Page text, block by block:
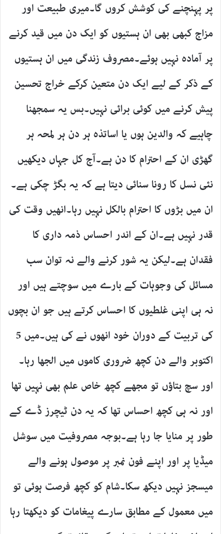
پر پہنچنے کی کوشش کروں گا۔میری طبیعت اور
مزاج کبھی بھی ان ہستیوں کو ایک دن میں قید کرنے
پر آمادہ نہیں ہوئے۔مصروف زندگی میں ان ہستیوں
کے ذکر کے لیے ایک دن متعین کرکے خراج تحسین
پیش کرنے میں کوئی برائی نہیں۔بس یہ سمجھنا
چاہیے کہ والدین ہوں یا اساتذہ ہر دن ہر لمحہ ہر
گھڑی ان کے احترام کا دن ہے۔آج کل جہاں دیکھیں
نئی نسل کا رونا سنائی دیتا ہے کہ یہ بگڑ چکی ہے۔
ان میں بڑوں کا احترام بالکل نہیں رہا۔انھیں وقت کی
قدر نہیں ہے۔ان کے اندر احساس ذمہ داری کا
فقدان ہے۔لیکن یہ شور کرنے والے نہ توان سب
مسائل کی وجوہات کے بارے میں سوچتے ہیں اور
نہ ہی اپنی غلطیوں کا احساس کرتے ہیں جو ان بچوں
کی تربیت کے دوران خود انھوں نے کی ہیں۔میں 5
اکتوبر والے دن کچھ ضروری کاموں میں الجھا رہا۔
اور سچ بتاؤں تو مجھے کچھ خاص علم بھی نہیں تھا
اور نہ ہی کچھ احساس تھا کہ یہ دن ٹیچرز ڈے کے
طور پر منایا جا رہا ہے۔بوجہ مصروفیت میں سوشل
میڈیا پر اور اپنے فون نمبر پر موصول ہونے والے
میسجز نہیں دیکھ سکا۔شام کو کچھ فرصت ہوئی تو
میں معمول کے مطابق سارے پیغامات کو دیکھتا رہا